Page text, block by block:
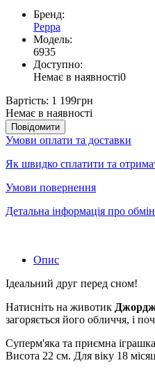
Бренд:
Peppa
Модель:
6935
Доступно:
Немає в наявності0
Вартість: 1 199грн
Немає в наявності
Повідомити
Умови оплати та доставки
Як швидко сплатити та
Умови повернення
Детальна інформація про
Опис
Ідеальний друг перед сном!
Натисніть на животик
загоряється його обличчя, і
Суперм'яка та приємна
Висота 22 см. Для віку 18